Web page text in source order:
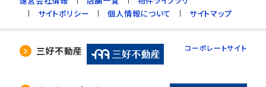
サイトポリシー
個人情報について サイトマップ
三好不動産 コーポレートサイト